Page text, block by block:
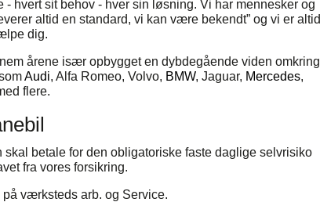
hvert sit behov - hver sin løsning. Vi har mennesker og
altid en standard, vi kan være bekendt” og vi er altid
dig.
årene især opbygget en dybdegående viden omkring
Audi, Alfa Romeo, Volvo, BMW, Jaguar, Mercedes,
flere.
betale for den obligatoriske faste daglige selvrisiko
fra vores forsikring.
værksteds arb. og Service.